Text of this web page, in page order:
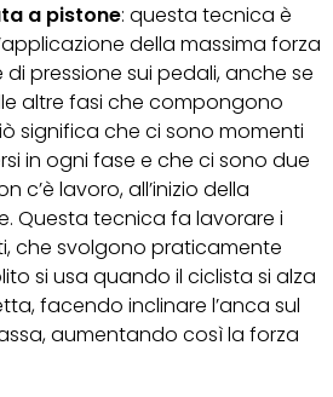
a pistone: questa tecnica è
della massima forza
pressione sui pedali, anche se
altre fasi che compongono
significa che ci sono momenti
in ogni fase e che ci sono due
c’è lavoro, all’inizio della
Questa tecnica fa lavorare i
che svolgono praticamente
si usa quando il ciclista si alza
facendo inclinare l’anca sul
aumentando così la forza